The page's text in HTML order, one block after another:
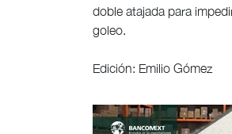
doble atajada para
goleo.
Edición: Emilio Gómez